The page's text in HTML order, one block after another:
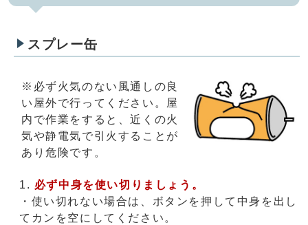
スプレー缶
※必ず火気のない風通しの良
い屋外で行ってください。屋
内で作業をすると、近くの火
気や静電気で引火することが
あり危険です。
必ず中身を使い切りましょう。
・使い切れない場合は、ボタンを押して中身を出し
てカンを空にしてください。